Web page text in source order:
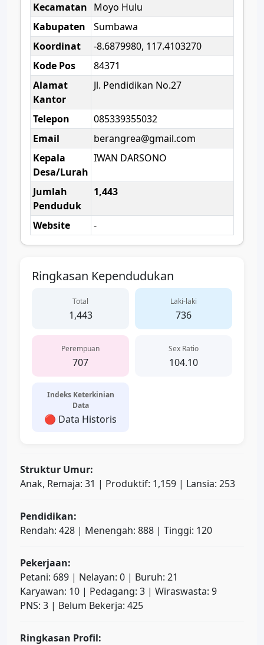
Kecamatan Moyo Hulu
Kabupaten
Sumbawa
Koordinat
-8.6879980, 117.4103270
Kode Pos
84371
Alamat
Kantor
Jl. Pendidikan No.27
Telepon
085339355032
Email
berangrea@gmail.com
Kepala
Desa/Lurah
IWAN DARSONO
Jumlah
Penduduk
1,443
Website -
Ringkasan Kependudukan
Total
1,443
Laki-laki
736
Perempuan
707
Sex Ratio
104.10
Indeks Keterkinian
Data
🔴 Data Historis
Struktur Umur:
Anak, Remaja: 31 | Produktif: 1,159 | Lansia: 253
Pendidikan:
Rendah: 428 | Menengah: 888 | Tinggi: 120
Pekerjaan:
Petani: 689 | Nelayan: 0 | Buruh: 21
Karyawan: 10 | Pedagang: 3 | Wiraswasta: 9
PNS: 3 | Belum Bekerja: 425
Ringkasan Profil: